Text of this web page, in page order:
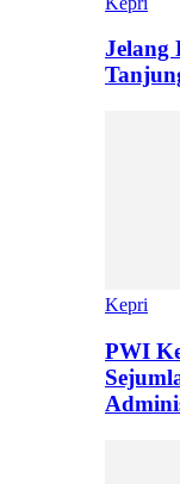
Jelang
Kepri
PWI